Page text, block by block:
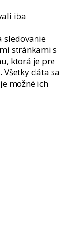
iba
sledovanie
stránkami s
ktorá je pre
Všetky dáta sa
možné ich